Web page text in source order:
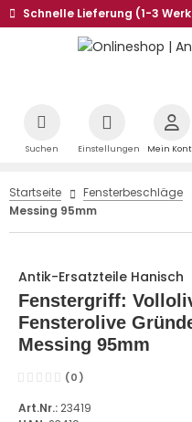
Schnelle Lieferung (1-3
Suchen Einstellungen Mein
Startseite Fensterbeschläge
Messing 95mm
Antik-Ersatzteile Hanisch
Fenstergriff:
Fensterolive
Messing 95mm
(0)
Art.Nr.: 23419